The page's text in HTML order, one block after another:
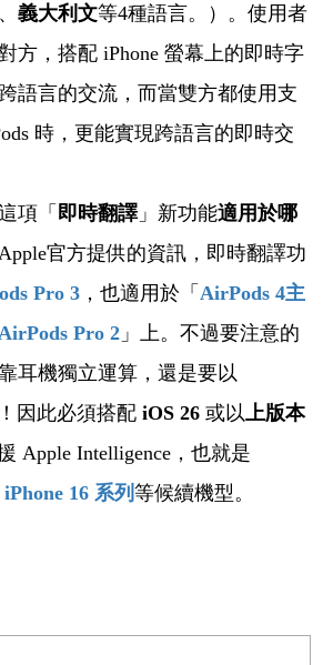
、 義大利文等4種語言。）。使用者
方，搭配 iPhone 螢幕上的即時字
語言的交流，而當雙方都使用支
時，更能實現跨語言的即時交
項「 即時翻譯」新功能適用於哪
官方提供的資訊，即時翻譯功
Pro 3 ，也適用於「 AirPods 4主
AirPods Pro 2 」上。不過要注意的
耳機獨立運算，還是要以
因此必須搭配 iOS 26 或以 上版本
Apple Intelligence，也就是
iPhone 16 系列 等候續機型。